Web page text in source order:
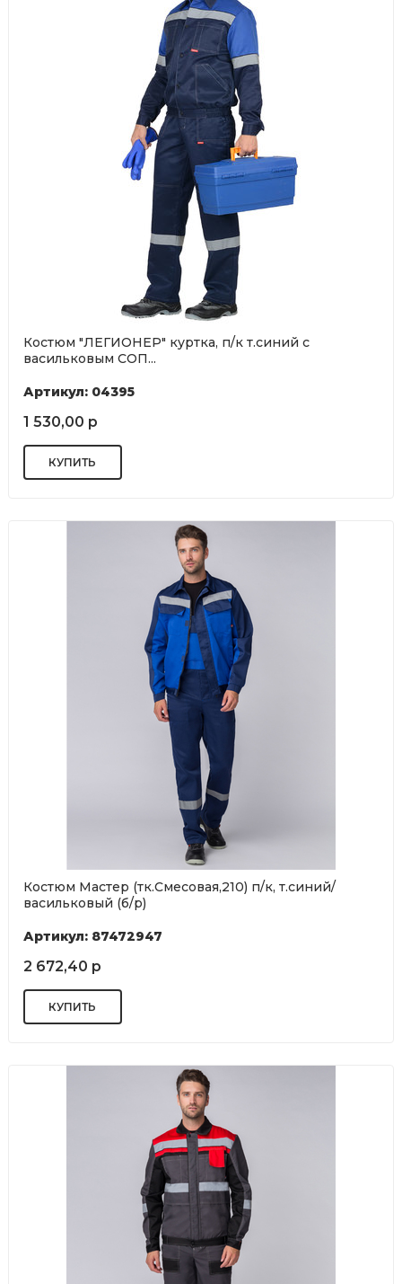
Костюм "ЛЕГИОНЕР" куртка, п/к т.синий с
васильковым СОП...
Артикул: 04395
1 530,00 р
Костюм Мастер (тк.Смесовая,210) п/к, т.синий/
васильковый (б/р)
Артикул: 87472947
2 672,40 р